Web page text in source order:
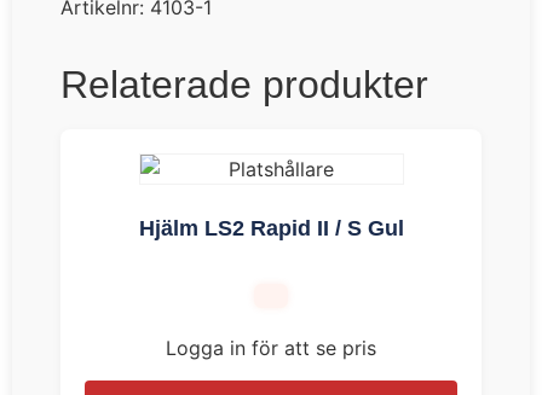
Artikelnr: 4103-1
Relaterade produkter
Hjälm LS2 Rapid II / S Gul
Logga in för att se pris